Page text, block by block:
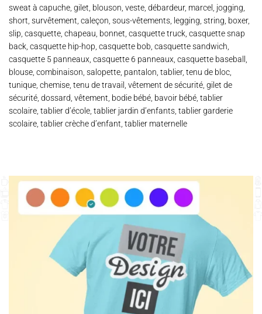
sweat à capuche, gilet, blouson, veste, débardeur, marcel, jogging,
short, survêtement, caleçon, sous-vêtements, legging, string, boxer,
slip, casquette, chapeau, bonnet, casquette truck, casquette snap
back, casquette hip-hop, casquette bob, casquette sandwich,
casquette 5 panneaux, casquette 6 panneaux, casquette baseball,
blouse, combinaison, salopette, pantalon, tablier, tenu de bloc,
tunique, chemise, tenu de travail, vêtement de sécurité, gilet de
sécurité, dossard, vêtement, bodie bébé, bavoir bébé, tablier
scolaire, tablier d’école, tablier jardin d’enfants, tablier garderie
scolaire, tablier crèche d’enfant, tablier maternelle